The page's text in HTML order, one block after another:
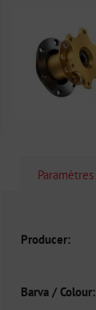
Paramètres
Producer:
Barva / Colour: